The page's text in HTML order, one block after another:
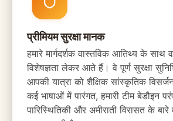
प्रीमियम सुरक्षा मानक
हमारे मार्गदर्शक वास्तविक आतिथ्य के साथ
विशेषज्ञता लेकर आते हैं। वे पूर्ण सुरक्षा
आपकी यात्रा को शैक्षिक सांस्कृतिक
कई भाषाओं में पारंगत, हमारी टीम बेडौइन
पारिस्थितिकी और अमीराती विरासत के